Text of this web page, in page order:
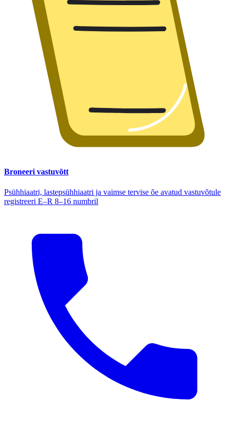
Broneeri vastuvõtt
Psühhiaatri, lastepsühhiaatri ja vaimse tervise õe avatud vastuvõtule
registreeri E–R 8–16 numbril